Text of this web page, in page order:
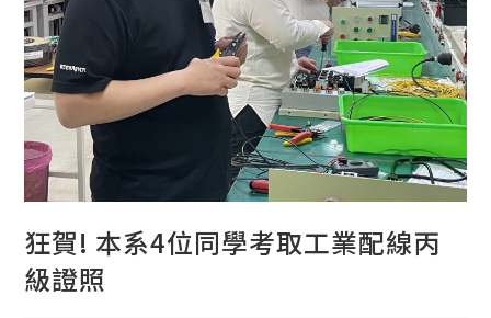
狂賀! 本系4位同學考取工業配線丙
級證照